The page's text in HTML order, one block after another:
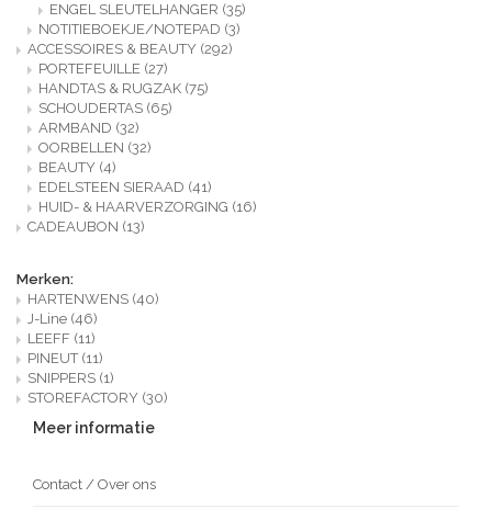
ENGEL SLEUTELHANGER (35)
NOTITIEBOEKJE/NOTEPAD (3)
ACCESSOIRES & BEAUTY (292)
PORTEFEUILLE (27)
HANDTAS & RUGZAK (75)
SCHOUDERTAS (65)
ARMBAND (32)
OORBELLEN (32)
BEAUTY (4)
EDELSTEEN SIERAAD (41)
HUID- & HAARVERZORGING (16)
CADEAUBON (13)
Merken:
HARTENWENS (40)
J-Line (46)
LEEFF (11)
PINEUT (11)
SNIPPERS (1)
STOREFACTORY (30)
Meer informatie
Contact / Over ons